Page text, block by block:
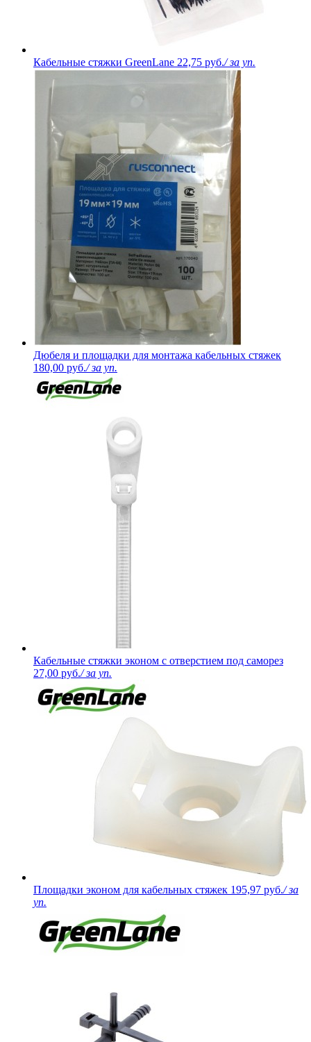
Кабельные стяжки GreenLane 22,75 руб./ за уп.
Дюбеля и площадки для монтажа кабельных стяжек
180,00 руб./ за уп.
Кабельные стяжки эконом с отверстием под саморез
27,00 руб./ за уп.
Площадки эконом для кабельных стяжек 195,97 руб./ за
уп.